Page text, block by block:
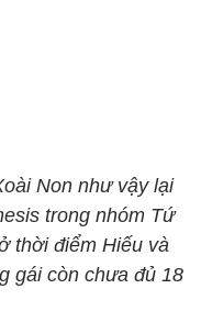
Non như vậy lại
trong nhóm Tứ
thời điểm Hiếu và
gái còn chưa đủ 18